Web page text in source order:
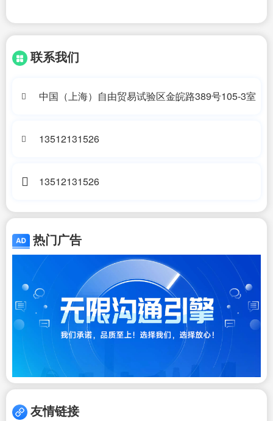
联系我们
中国（上海）自由贸易试验区金皖路389号105-3室
13512131526
13512131526
热门广告
友情链接